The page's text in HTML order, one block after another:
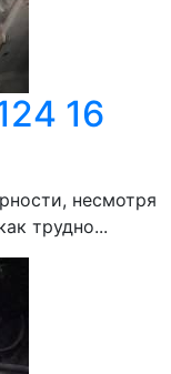
16
несмотря
трудно...